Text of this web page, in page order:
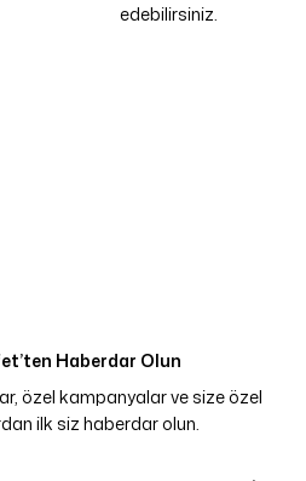
edebilirsiniz.
Haberdar Olun
özel kampanyalar ve size özel
ilk siz haberdar olun.